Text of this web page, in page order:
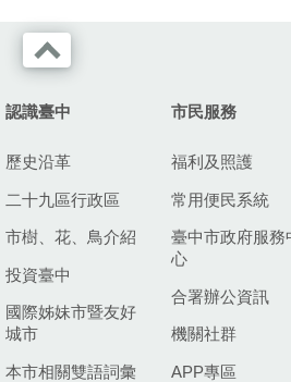
認識臺中
歷史沿革
二十九區行政區
市樹、花、鳥介紹
投資臺中
國際姊妹市暨友好
城市
本市相關雙語詞彙
市民服務
福利及照護
常用便民系統
臺中市政府服務
心
合署辦公資訊
機關社群
APP專區